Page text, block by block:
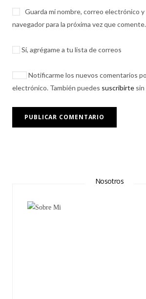
Guarda mi nombre, correo electrónico
navegador para la próxima vez que comente.
Sí, agrégame a tu lista de correos
Notificarme los nuevos comentarios
electrónico. También puedes suscribirte
Nosotros